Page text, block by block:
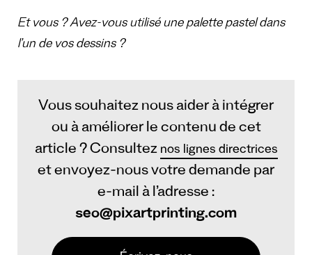
Et vous ? Avez-vous utilisé une palette pastel dans
l’un de vos dessins ?
Vous souhaitez nous aider à intégrer
ou à améliorer le contenu de cet
article ? Consultez nos lignes directrices
et envoyez-nous votre demande par
e-mail à l’adresse :
seo@pixartprinting.com